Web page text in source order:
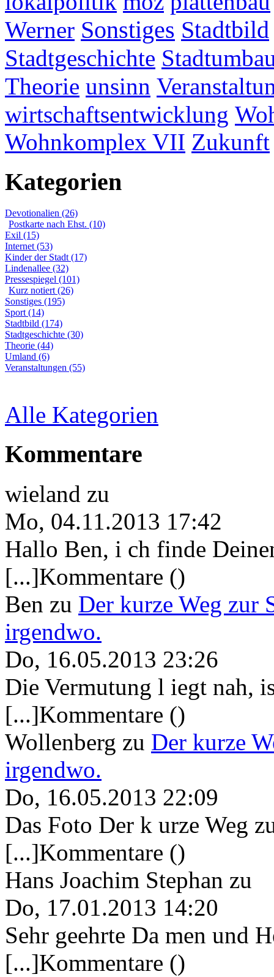
Werner Sonstiges Stadtbild
Stadtgeschichte
Theorie unsinn
wirtschaftsentwicklung
Wohnkomplex VII Zukunft
Kategorien
Devotionalien (26)
Postkarte nach Ehst. (10)
Exil (15)
Internet (53)
Kinder der Stadt (17)
Lindenallee (32)
Pressespiegel (101)
Kurz notiert (26)
Sonstiges (195)
Sport (14)
Stadtbild (174)
Stadtgeschichte (30)
Theorie (44)
Umland (6)
Veranstaltungen (55)
Alle Kategorien
Kommentare
wieland zu
Mo, 04.11.2013 17:42
Hallo Ben, i ch finde
[...]Kommentare ()
Ben zu Der kurze Weg zur
irgendwo.
Do, 16.05.2013 23:26
Die Vermutung l iegt nah,
[...]Kommentare ()
Wollenberg zu Der kurze
irgendwo.
Do, 16.05.2013 22:09
Das Foto Der k urze Weg
[...]Kommentare ()
Hans Joachim Stephan zu
Do, 17.01.2013 14:20
Sehr geehrte Da men und
[...]Kommentare ()